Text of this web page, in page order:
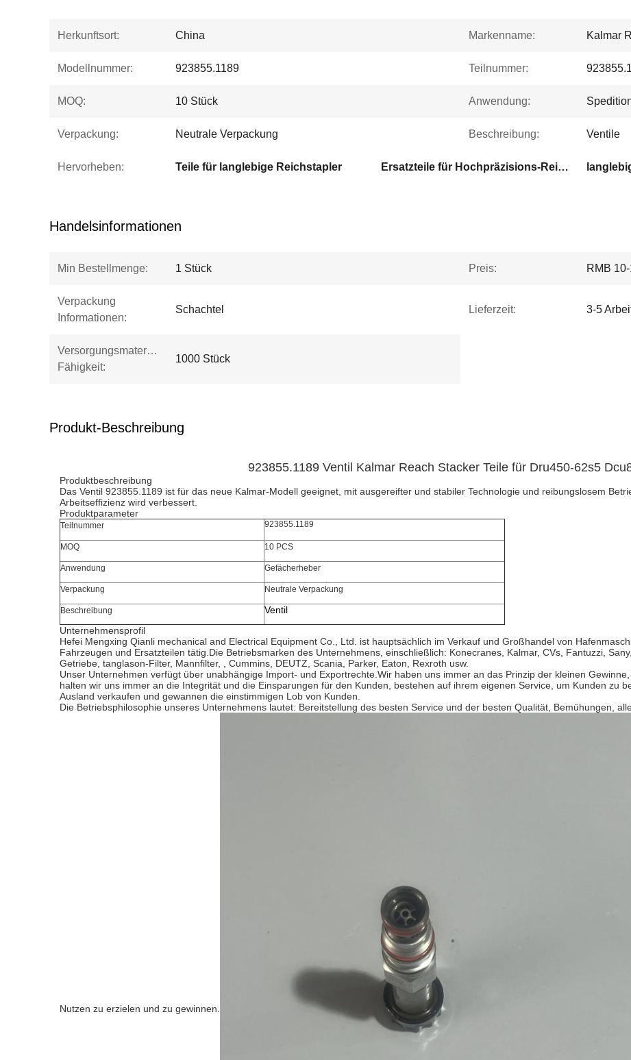
Herkunftsort: China Markenname: Kalmar
Modellnummer: 923855.1189 Teilnummer:
MOQ: 10 Stück Anwendung:
Verpackung: Neutrale Verpackung Beschreibung: Ventile
Hervorheben: Teile für langlebige Reichstapler Ersatzteile für Hochpräzisions-Reichstapler
Handelsinformationen
Min Bestellmenge: 1 Stück Preis: RMB
Verpackung
Informationen:
Schachtel Lieferzeit: 3-5
Versorgungsmaterial-
Fähigkeit:
1000 Stück
Produkt-Beschreibung
923855.1189 Ventil Kalmar Reach Stacker Teile für Dru450-62s5
Produktbeschreibung
Das Ventil 923855.1189 ist für das neue Kalmar-Modell geeignet, mit ausgereifter und stabiler Technologie und reibungslosem
Arbeitseffizienz wird verbessert.
Produktparameter
Teilnummer 923855.1189
MOQ 10 PCS
Anwendung Gefächerheber
Verpackung Neutrale Verpackung
Beschreibung
Ventil
Unternehmensprofil
Hefei Mengxing Qianli mechanical and Electrical Equipment Co., Ltd. ist hauptsächlich im Verkauf und Großhandel von
Fahrzeugen und Ersatzteilen tätig.Die Betriebsmarken des Unternehmens, einschließlich: Konecranes, Kalmar, CVs, Fantuzzi,
Getriebe, tanglason-Filter, Mannfilter, , Cummins, DEUTZ, Scania, Parker, Eaton, Rexroth usw.
Unser Unternehmen verfügt über unabhängige Import- und Exportrechte.Wir haben uns immer an das Prinzip der kleinen
halten wir uns immer an die Integrität und die Einsparungen für den Kunden, bestehen auf ihrem eigenen Service, um Kunden zu
Ausland verkaufen und gewannen die einstimmigen Lob von Kunden.
Die Betriebsphilosophie unseres Unternehmens lautet: Bereitstellung des besten Service und der besten Qualität, Bemühungen,
Nutzen zu erzielen und zu gewinnen.